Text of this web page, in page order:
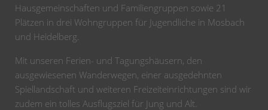
Hausgemeinschaften und Familiengruppen sowie 21
Plätzen in drei Wohngruppen für Jugendliche in Mosbach
und Heidelberg.
Mit unseren Ferien- und Tagungshäusern, den
ausgewiesenen Wanderwegen, einer ausgedehnten
Spiellandschaft und weiteren Freizeiteinrichtungen sind wir
zudem ein tolles Ausflugsziel für Jung und Alt.